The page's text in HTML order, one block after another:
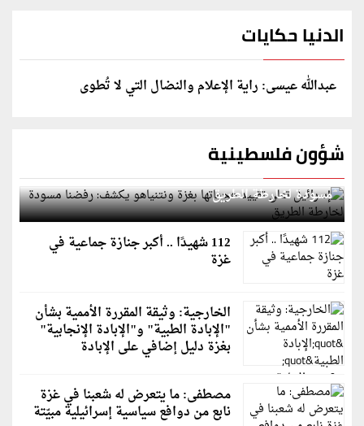
الدنيا حكايات
عبدالله عيسى: راية الإعلام والنضال التي لا تُطوى
شؤون فلسطينية
إسرائيل تعلن تقييد هجماتها بغزة ونتنياهو يكشف: رفضنا
مسودة لخارطة الطريق
112 شهيدًا .. أكبر جنازة جماعية في
غزة
الخارجية: وثيقة المقررة الأممية بشأن
"الإبادة الطبية" و"الإبادة الإنجابية"
بغزة دليل إضافي على الإبادة
مصطفى: ما يتعرض له شعبنا في غزة
نابع من دوافع سياسية إسرائيلية مبيّتة